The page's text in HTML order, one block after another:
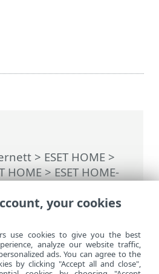
> ESET HOME >
HOME>ESET HOME-
dinyour cookies
use cookies to give you the best
analyze our website traffic,
ads. You can agree to the
by clicking "Accept all and close",